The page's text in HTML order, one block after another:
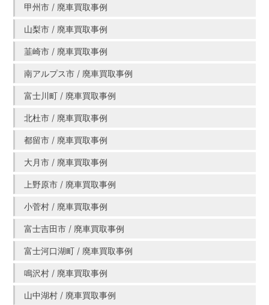
甲州市 / 廃車買取事例
山梨市 / 廃車買取事例
韮崎市 / 廃車買取事例
南アルプス市 / 廃車買取事例
富士川町 / 廃車買取事例
北杜市 / 廃車買取事例
都留市 / 廃車買取事例
大月市 / 廃車買取事例
上野原市 / 廃車買取事例
小菅村 / 廃車買取事例
富士吉田市 / 廃車買取事例
富士河口湖町 / 廃車買取事例
鳴沢村 / 廃車買取事例
山中湖村 / 廃車買取事例